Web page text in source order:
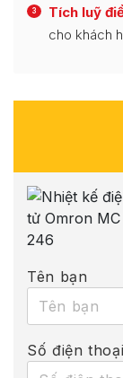
3 Tích luỹ
cho khách
Tên bạn
Số điện thoại